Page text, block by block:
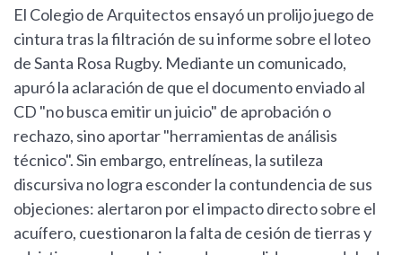
El Colegio de Arquitectos ensayó un prolijo juego de
cintura tras la filtración de su informe sobre el loteo
de Santa Rosa Rugby. Mediante un comunicado,
apuró la aclaración de que el documento enviado al
CD "no busca emitir un juicio" de aprobación o
rechazo, sino aportar "herramientas de análisis
técnico". Sin embargo, entrelíneas, la sutileza
discursiva no logra esconder la contundencia de sus
objeciones: alertaron por el impacto directo sobre el
acuífero, cuestionaron la falta de cesión de tierras y